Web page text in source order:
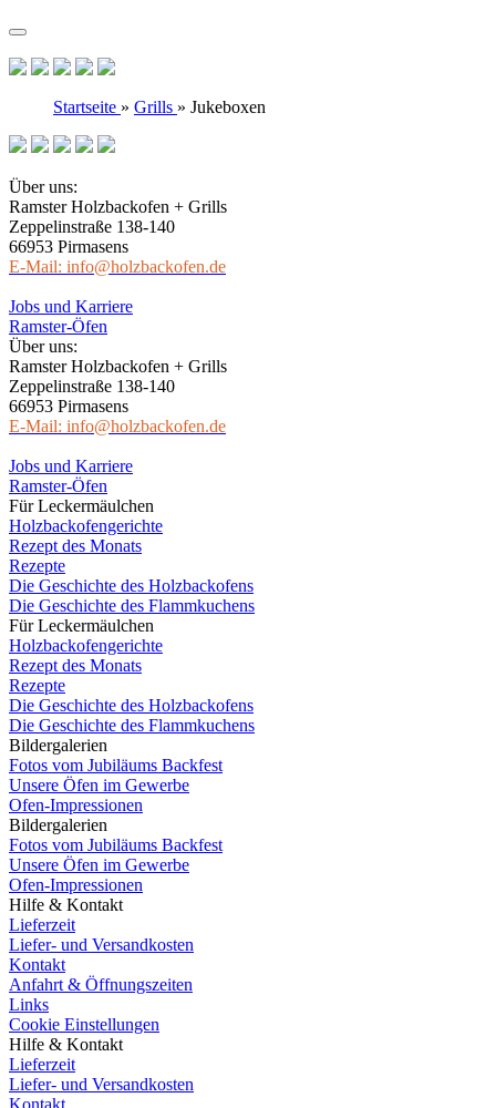
Startseite » Grills » Jukeboxen
Über uns:
Ramster Holzbackofen + Grills
Zeppelinstraße 138-140
66953 Pirmasens
E-Mail: info@holzbackofen.de
Jobs und Karriere
Ramster-Öfen
Über uns:
Ramster Holzbackofen + Grills
Zeppelinstraße 138-140
66953 Pirmasens
E-Mail: info@holzbackofen.de
Jobs und Karriere
Ramster-Öfen
Für Leckermäulchen
Holzbackofengerichte
Rezept des Monats
Rezepte
Die Geschichte des Holzbackofens
Die Geschichte des Flammkuchens
Für Leckermäulchen
Holzbackofengerichte
Rezept des Monats
Rezepte
Die Geschichte des Holzbackofens
Die Geschichte des Flammkuchens
Bildergalerien
Fotos vom Jubiläums Backfest
Unsere Öfen im Gewerbe
Ofen-Impressionen
Bildergalerien
Fotos vom Jubiläums Backfest
Unsere Öfen im Gewerbe
Ofen-Impressionen
Hilfe & Kontakt
Lieferzeit
Liefer- und Versandkosten
Kontakt
Anfahrt & Öffnungszeiten
Links
Cookie Einstellungen
Hilfe & Kontakt
Lieferzeit
Liefer- und Versandkosten
Kontakt